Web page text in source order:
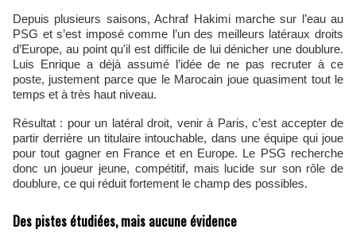
Depuis plusieurs saisons, Achraf Hakimi marche sur l’eau au
PSG et s’est imposé comme l’un des meilleurs latéraux droits
d’Europe, au point qu'il est difficile de lui dénicher une doublure.
Luis Enrique a déjà assumé l’idée de ne pas recruter à ce
poste, justement parce que le Marocain joue quasiment tout le
temps et à très haut niveau.
Résultat : pour un latéral droit, venir à Paris, c’est accepter de
partir derrière un titulaire intouchable, dans une équipe qui joue
pour tout gagner en France et en Europe. Le PSG recherche
donc un joueur jeune, compétitif, mais lucide sur son rôle de
doublure, ce qui réduit fortement le champ des possibles.
Des pistes étudiées, mais aucune évidence